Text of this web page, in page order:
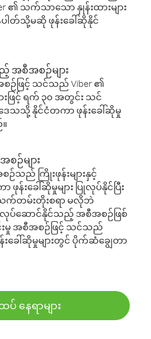
၏ သက်သာသော နှုန်းထားများ
ပါတ်သို့မဆို ဖုန်းခေါ်ဆိုနိုင်
အစီအစဉ်များ
စဉ်ဖြင့် သင်သည် Viber ၏
ဖြင့် ရက် ၃၀ အတွင်း သင်
သသို့ နိုင်ငံတကာ ဖုန်းခေါ်ဆိုမှု
ဉ်များ
သည် ကြိုးဖုန်းများနှင့်
ဖုန်းခေါ်ဆိုမှုများ ပြုလုပ်နိုင်ပြီး
တမ်းတိုးစရာ မလိုဘဲ
ပ်ဆောင်နိုင်သည့် အစီအစဉ်ဖြစ်
းမှု အစီအစဉ်ဖြင့် သင်သည်
းခေါ်ဆိုမှုများတွင် ပိုက်ဆံချွေတာ
နေရာများ